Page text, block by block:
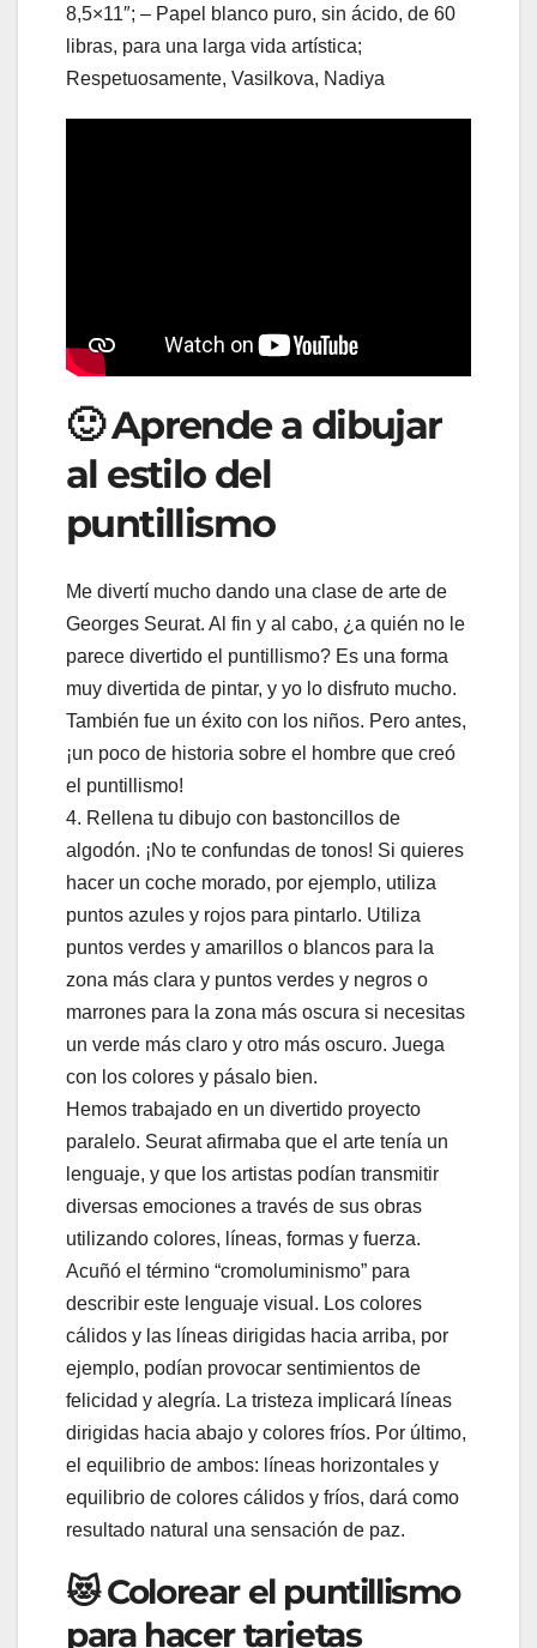
8,5×11″; – Papel blanco puro, sin ácido, de 60
libras, para una larga vida artística;
Respetuosamente, Vasilkova, Nadiya
🙂 Aprende a dibujar
al estilo del
puntillismo
Me divertí mucho dando una clase de arte de
Georges Seurat. Al fin y al cabo, ¿a quién no le
parece divertido el puntillismo? Es una forma
muy divertida de pintar, y yo lo disfruto mucho.
También fue un éxito con los niños. Pero antes,
¡un poco de historia sobre el hombre que creó
el puntillismo!
4. Rellena tu dibujo con bastoncillos de
algodón. ¡No te confundas de tonos! Si quieres
hacer un coche morado, por ejemplo, utiliza
puntos azules y rojos para pintarlo. Utiliza
puntos verdes y amarillos o blancos para la
zona más clara y puntos verdes y negros o
marrones para la zona más oscura si necesitas
un verde más claro y otro más oscuro. Juega
con los colores y pásalo bien.
Hemos trabajado en un divertido proyecto
paralelo. Seurat afirmaba que el arte tenía un
lenguaje, y que los artistas podían transmitir
diversas emociones a través de sus obras
utilizando colores, líneas, formas y fuerza.
Acuñó el término “cromoluminismo” para
describir este lenguaje visual. Los colores
cálidos y las líneas dirigidas hacia arriba, por
ejemplo, podían provocar sentimientos de
felicidad y alegría. La tristeza implicará líneas
dirigidas hacia abajo y colores fríos. Por último,
el equilibrio de ambos: líneas horizontales y
equilibrio de colores cálidos y fríos, dará como
resultado natural una sensación de paz.
😻 Colorear el puntillismo
para hacer tarjetas